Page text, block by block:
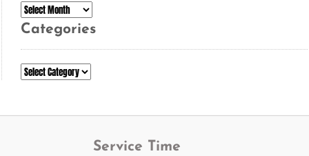
Archives
Categories
Categories
Service Time